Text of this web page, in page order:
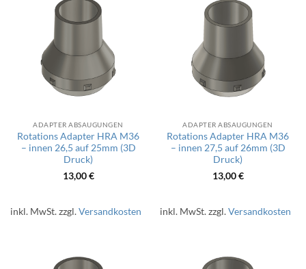
ADAPTER ABSAUGUNGEN
Rotations Adapter HRA M36
– innen 26,5 auf 25mm (3D
Druck)
13,00€
inkl. MwSt.zzgl.Versandkosten
ADAPTER ABSAUGUNGEN
Rotations Adapter HRA M36
– innen 27,5 auf 26mm (3D
Druck)
13,00€
inkl. MwSt.zzgl.Versandkosten